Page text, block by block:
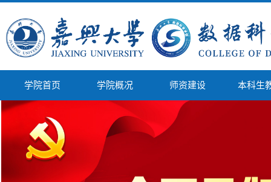
学院首页 学院概况 师资建设 本科生